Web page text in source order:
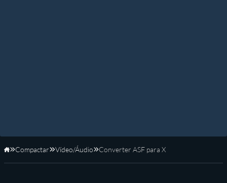
Início
Compactar Vídeo/Áudio Converter ASF para X